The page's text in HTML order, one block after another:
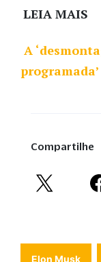
LEIA MAIS
A
Compartilhe
Elon Musk